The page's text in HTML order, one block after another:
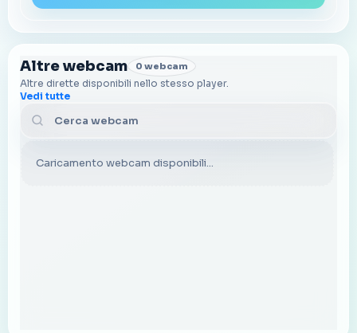
Altre webcam 0 webcam
Altre dirette disponibili nello stesso player.
Vedi tutte
Caricamento webcam disponibili...